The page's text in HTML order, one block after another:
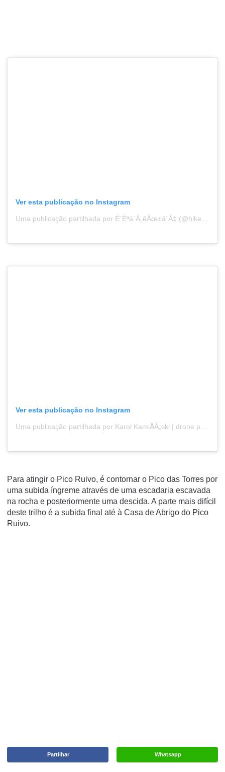
Ver esta publicação no Instagram
Ver esta publicação no Instagram
Uma publicação partilhada por Karol KamiÅÂ„ski | drone photoðÂŸÂ‡µðÂŸÂ‡± (@karolata_)
Para atingir o Pico Ruivo, é contornar o Pico das Torres por
uma subida íngreme através de uma escadaria escavada
na rocha e posteriormente uma descida. A parte mais difícil
deste trilho é a subida final até à Casa de Abrigo do Pico
Ruivo.
Whatsapp
Partilhar